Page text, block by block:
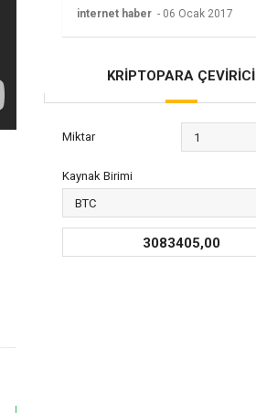
olabilir?
internet haber - 06 Ocak 2017
KRİPTOPARA ÇEVİRİCİ
Miktar
Kaynak Birimi
3083405,00